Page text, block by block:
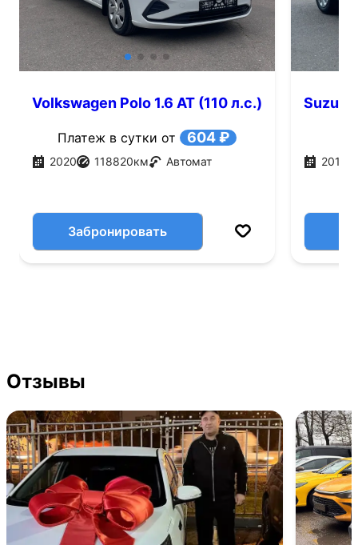
Volkswagen Polo 1.6 AT (110 л.с.)
Платеж в сутки от 604 ₽
2020 118820км Автомат
Забронировать
Suzuki
2016
Отзывы